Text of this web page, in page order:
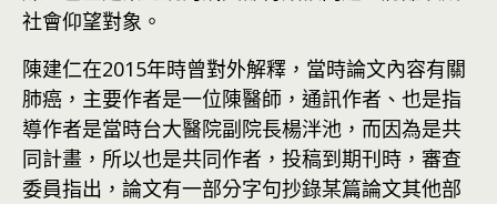
社會仰望對象。
陳建仁在2015年時曾對外解釋，當時論文內容有關
肺癌，主要作者是一位陳醫師，通訊作者、也是指
導作者是當時台大醫院副院長楊泮池，而因為是共
同計畫，所以也是共同作者，投稿到期刊時，審查
委員指出，論文有一部分字句抄錄某篇論文其他部